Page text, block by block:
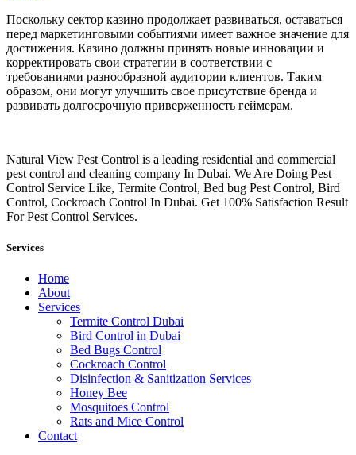
Поскольку сектор казино продолжает развиваться, оставаться
перед маркетинговыми событиями имеет важное значение для
достижения. Казино должны принять новые инновации и
корректировать свои стратегии в соответствии с
требованиями разнообразной аудитории клиентов. Таким
образом, они могут улучшить свое присутствие бренда и
развивать долгосрочную приверженность геймерам.
Natural View Pest Control is a leading residential and commercial
pest control and cleaning company In Dubai. We Are Doing Pest
Control Service Like, Termite Control, Bed bug Pest Control, Bird
Control, Cockroach Control In Dubai. Get 100% Satisfaction Result
For Pest Control Services.
Services
Home
About
Services
Termite Control Dubai
Bird Control in Dubai
Bed Bugs Control
Cockroach Control
Disinfection & Sanitization Services
Honey Bee
Mosquitoes Control
Rats and Mice Control
Contact